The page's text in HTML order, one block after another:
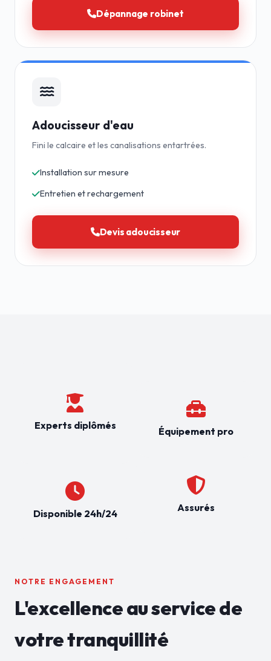
Dépannage robinet
Adoucisseur d'eau
Fini le calcaire et les canalisations entartrées.
Installation sur mesure
Entretien et rechargement
Devis adoucisseur
Experts diplômés
Disponible 24h/24
Équipement pro
Assurés
NOTRE ENGAGEMENT
L'excellence au service de
votre tranquillité